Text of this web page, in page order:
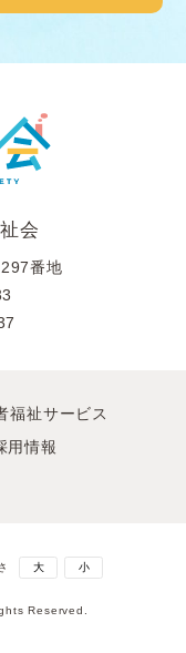
会
番地
福祉サービス
⽤情報
大 小
Reserved.